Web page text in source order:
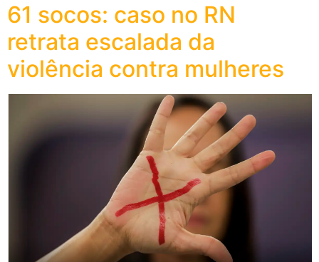
61 socos: caso no RN
retrata escalada da
violência contra mulheres